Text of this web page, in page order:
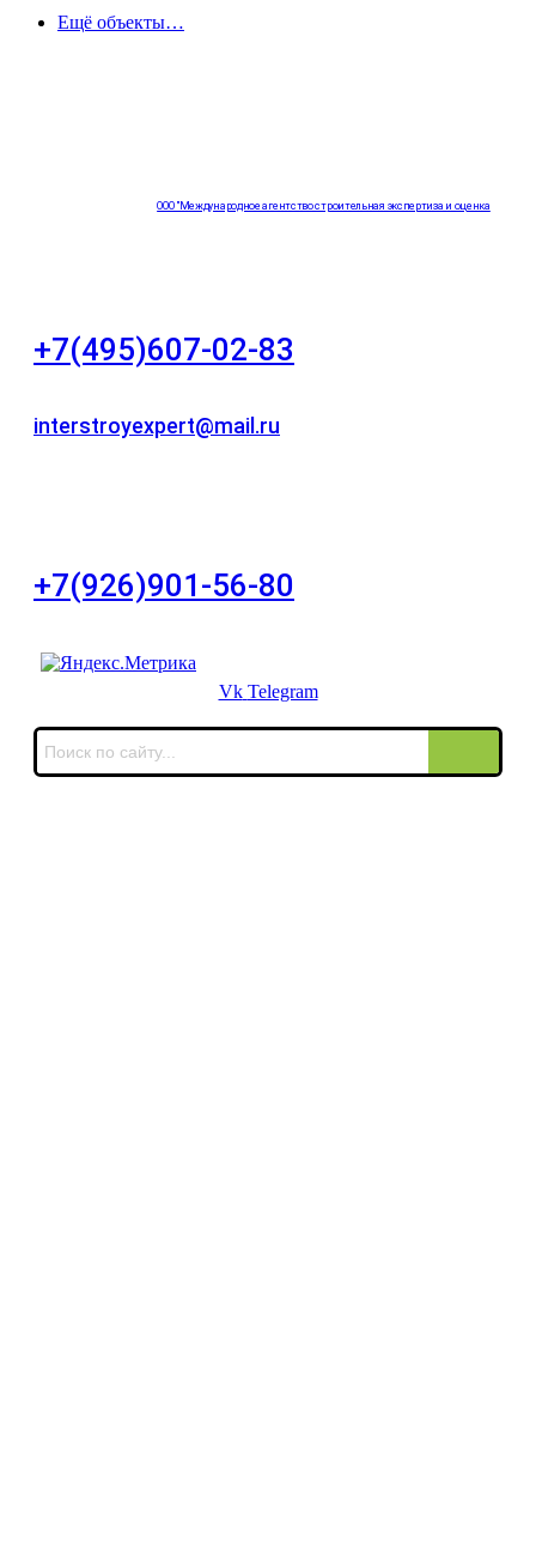
Ещё объекты…
ООО "Международное агентство строительная экспертиза и оценка
+7(495)607-02-83
interstroyexpert@mail.ru
+7(926)901-56-80
Vk Telegram